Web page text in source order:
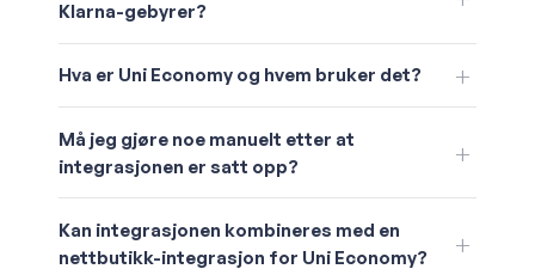
Klarna-gebyrer?
Hva er Uni Economy og hvem bruker det?
Må jeg gjøre noe manuelt etter at
integrasjonen er satt opp?
Kan integrasjonen kombineres med en
nettbutikk-integrasjon for Uni Economy?